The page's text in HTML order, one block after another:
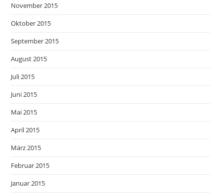
November 2015
Oktober 2015
September 2015
August 2015
Juli 2015
Juni 2015
Mai 2015
April 2015
März 2015
Februar 2015
Januar 2015